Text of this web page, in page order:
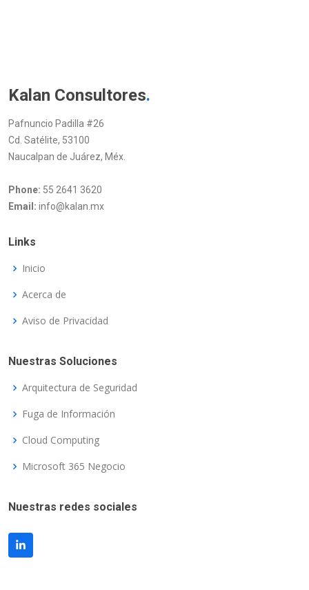
Kalan Consultores.
Pafnuncio Padilla #26
Cd. Satélite, 53100
Naucalpan de Juárez, Méx.
Phone: 55 2641 3620
Email: info@kalan.mx
Links
Inicio
Acerca de
Aviso de Privacidad
Nuestras Soluciones
Arquitectura de Seguridad
Fuga de Información
Cloud Computing
Microsoft 365 Negocio
Nuestras redes sociales